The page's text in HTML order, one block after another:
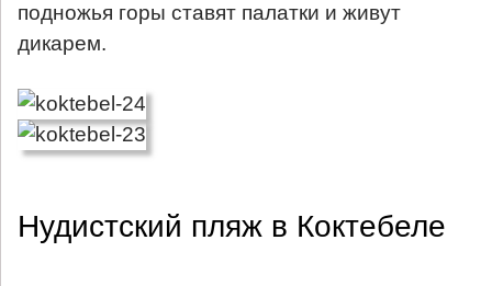
подножья горы ставят палатки и живут
дикарем.
Нудистский пляж в Коктебеле